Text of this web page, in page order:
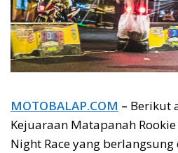
MOTOBALAP.COM – Berikut
Kejuaraan Matapanah
Night Race yang